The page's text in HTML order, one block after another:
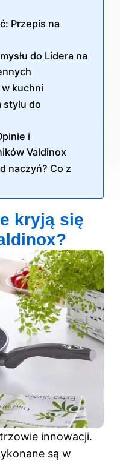
Przepis na
do Lidera na
w kuchni
stylu do
i
Valdinox
naczyń? Co z
kryją się
innowacji.
są w